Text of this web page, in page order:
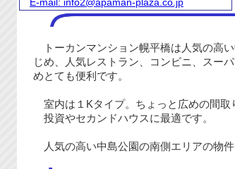
トーカンマンション幌平橋は人気の高
じめ、人気レストラン、コンビニ、スー
めとても便利です。
室内は１Kタイプ。ちょっと広めの間取
投資やセカンドハウスに最適です。
人気の高い中島公園の南側エリアの物件